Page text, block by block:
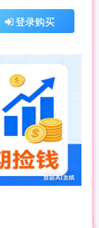
登录购买